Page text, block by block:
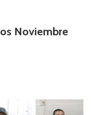
Noviembre